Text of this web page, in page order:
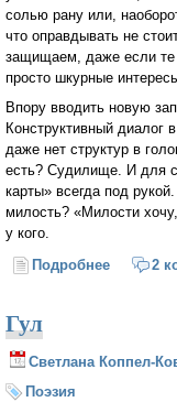
солью рану или,
что оправдывать не
защищаем, даже если те
просто шкурные
Впору вводить новую
Конструктивный диалог
даже нет структур в
есть? Судилище. И для
карты» всегда под
милость? «Милости
у кого.
Подробнее о 2
Гул
Светлана Коппел-
Поэзия